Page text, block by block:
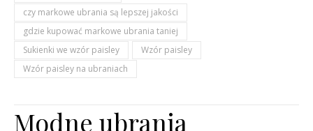
czy markowe ubrania są lepszej jakości
gdzie kupować markowe ubrania taniej
Sukienki we wzór paisley
Wzór paisley
Wzór paisley na ubraniach
Modne ubrania